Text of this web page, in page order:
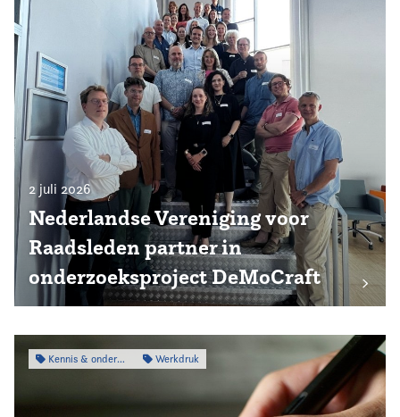
2 juli 2026
Nederlandse Vereniging voor
Raadsleden partner in
onderzoeksproject DeMoCraft
Kennis & onderzoek Werkdruk